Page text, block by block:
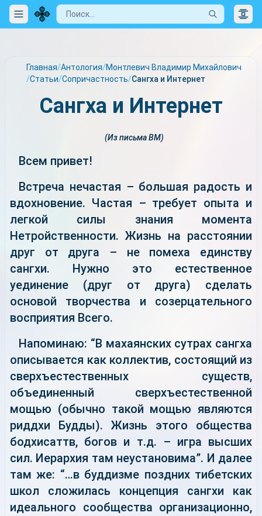
Главная/Антология/Монтлевич Владимир Михайлович
/Статьи/Сопричастность/Сангха и Интернет
Сангха и Интернет
(Из письма ВМ)
Всем привет!
Встреча нечастая – большая радость и
вдохновение. Частая – требует опыта и
легкой силы знания момента
Нетройственности. Жизнь на расстоянии
друг от друга – не помеха единству
сангхи. Нужно это естественное
уединение (друг от друга) сделать
основой творчества и созерцательного
восприятия Всего.
Напоминаю: “В махаянских сутрах сангха
описывается как коллектив, состоящий из
сверхъестественных существ,
объединенный сверхъестественной
мощью (обычно такой мощью являются
риддхи Будды). Жизнь этого общества
бодхисаттв, богов и т.д. – игра высших
сил. Иерархия там неустановима”. И далее
там же: “…в буддизме поздних тибетских
школ сложилась концепция сангхи как
идеального сообщества организационно,